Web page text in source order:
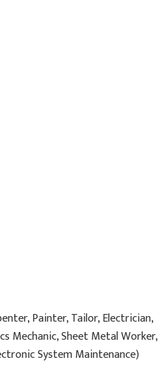
Painter, Tailor, Electrician,
Mechanic, Sheet Metal Worker,
System Maintenance)